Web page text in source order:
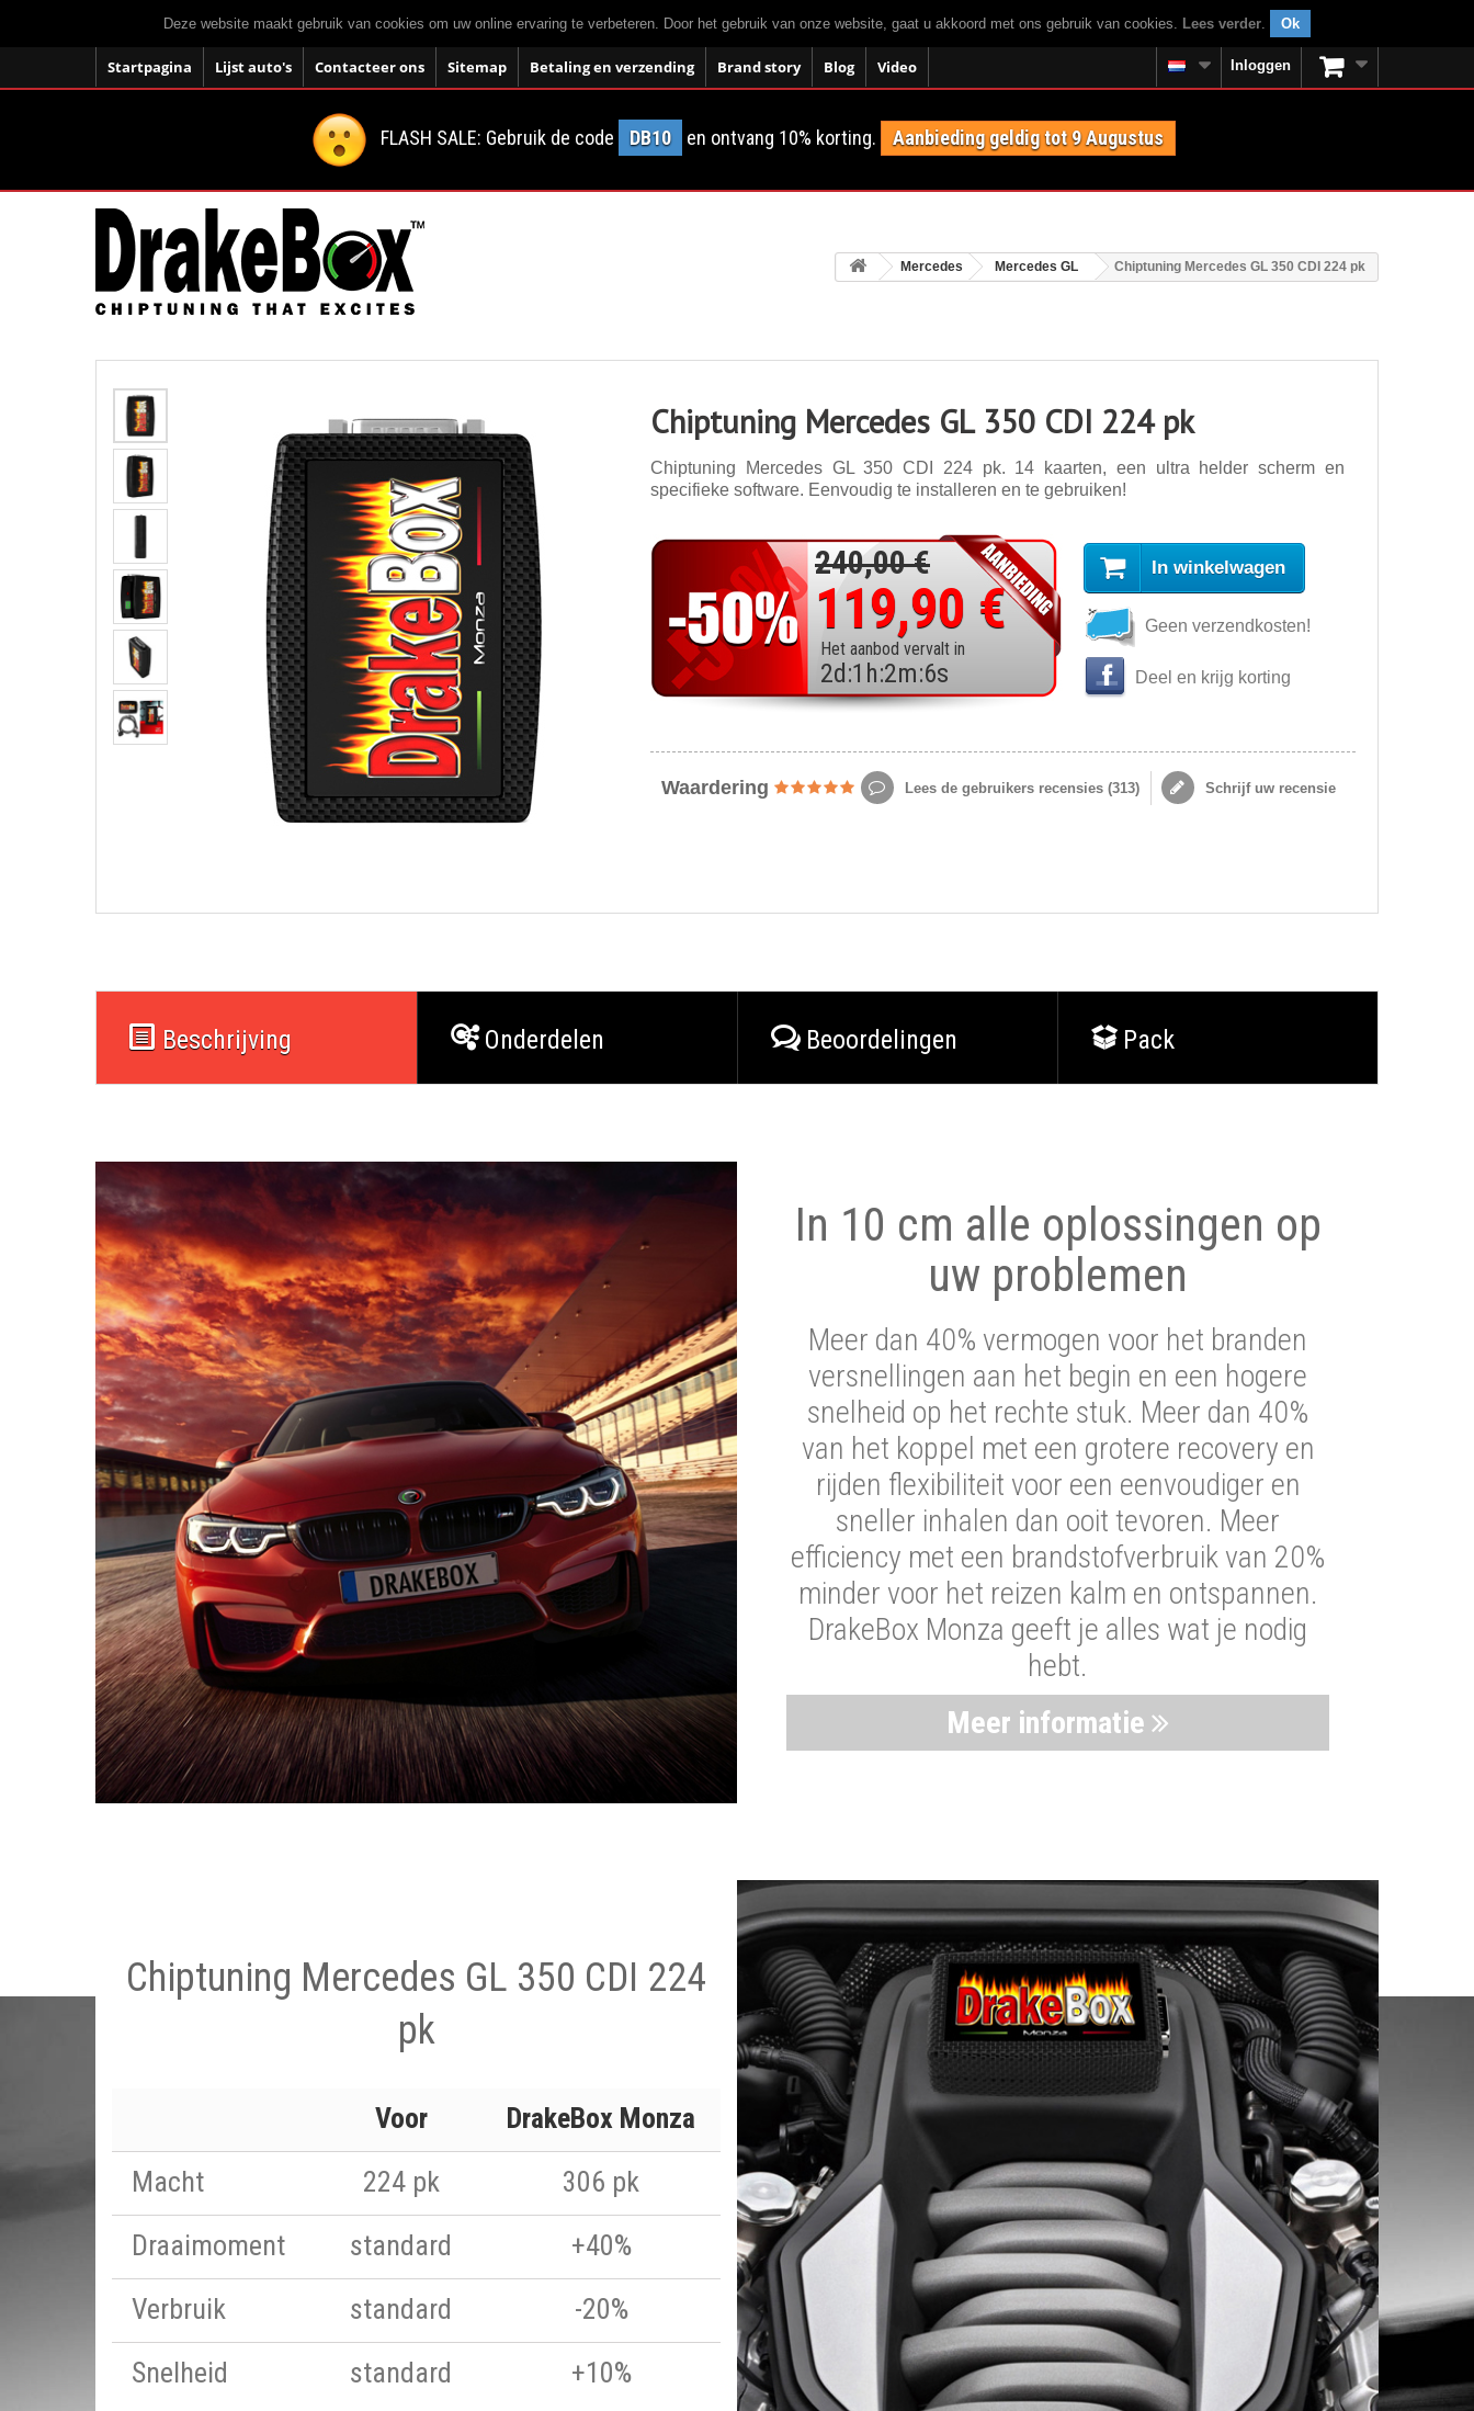
Deze website maakt gebruik van cookies om uw online ervaring te verbeteren. Door het gebruik van onze website, gaat u akkoord met ons gebruik van cookies. Lees verder. Ok
Startpagina Lijst auto's Contacteer ons Sitemap Betaling en verzending Brand story Blog Video Inloggen
FLASH SALE: Gebruik de code DB10 en ontvang 10% korting. Aanbieding geldig tot 9 Augustus
Mercedes Mercedes GL Chiptuning Mercedes GL 350 CDI 224 pk
Chiptuning Mercedes GL 350 CDI 224 pk
Chiptuning Mercedes GL 350 CDI 224 pk. 14 kaarten, een ultra helder scherm en
specifieke software. Eenvoudig te installeren en te gebruiken!
240,00 €
119,90 €
Het aanbod vervalt in
2d :1 h:2m:4s
In winkelwagen
Geen verzendkosten!
Deel en krijg korting
Waardering Lees de gebruikers recensies (313) Schrijf uw recensie
Beschrijving Onderdelen Beoordelingen Pack
In 10 cm alle oplossingen op
uw problemen
Meer dan 40% vermogen voor het branden
versnellingen aan het begin en een hogere
snelheid op het rechte stuk. Meer dan 40%
van het koppel met een grotere recovery en
rijden flexibiliteit voor een eenvoudiger en
sneller inhalen dan ooit tevoren. Meer
efficiency met een brandstofverbruik van 20%
minder voor het reizen kalm en ontspannen.
DrakeBox Monza geeft je alles wat je nodig
hebt.
Meer informatie
Chiptuning Mercedes GL 350 CDI 224
pk
Voor
DrakeBox Monza
Macht
224 pk
306 pk
Draaimoment
standard
+40%
Verbruik
standard
-20%
Snelheid
standard +10%